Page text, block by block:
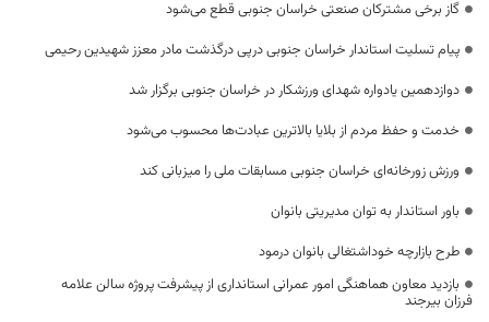
گاز برخی مشترکان صنعتی خراسان جنوبی قطع می‌شود
پیام تسلیت استاندار خراسان جنوبی درپی درگذشت مادر معزز شهیدین رحیمی
دوازدهمین یادواره شهدای ورزشکار در خراسان جنوبی برگزار شد
خدمت و حفظ مردم از بلایا بالاترین عبادت‌ها محسوب می‌شود
ورزش زورخانه‌ای خراسان جنوبی مسابقات ملی را میزبانی کند
باور استاندار به توان مدیریتی بانوان
طرح بازارچه خوداشتغالی بانوان درمود
بازدید معاون هماهنگی امور عمرانی استانداری از پیشرفت پروژه سالن علامه
فرزان بیرجند